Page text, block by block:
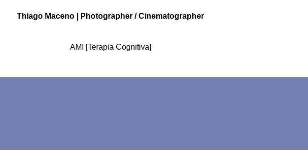
Thiago Maceno | Photographer / Cinematographer
AMI [Terapia Cognitiva]